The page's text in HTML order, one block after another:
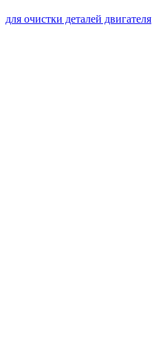
для очистки деталей двигателя